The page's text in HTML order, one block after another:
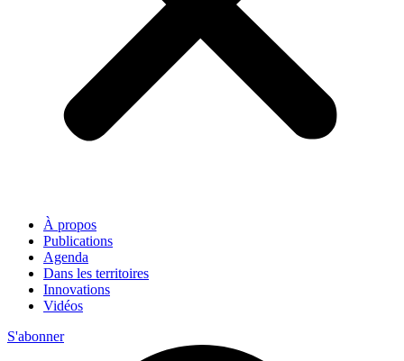
À propos
Publications
Agenda
Dans les territoires
Innovations
Vidéos
S'abonner